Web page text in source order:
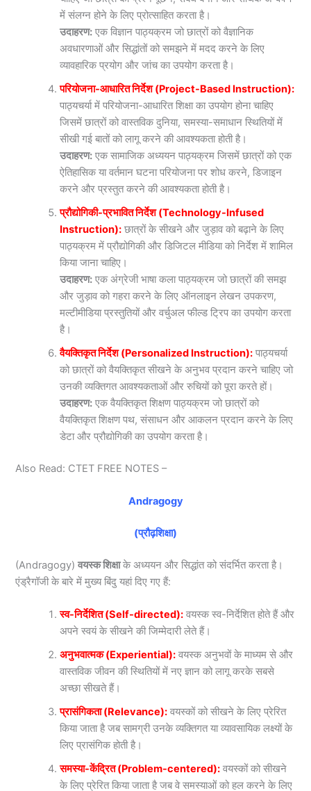
में संलग्न होने के लिए प्रोत्साहित करता है।
उदाहरण: एक विज्ञान पाठ्यक्रम जो छात्रों को वैज्ञानिक
अवधारणाओं और सिद्धांतों को समझने में मदद करने के लिए
व्यावहारिक प्रयोग और जांच का उपयोग करता है।
परियोजना-आधारित निर्देश (Project-Based Instruction):
पाठ्यचर्या में परियोजना-आधारित शिक्षा का उपयोग होना चाहिए
जिसमें छात्रों को वास्तविक दुनिया, समस्या-समाधान स्थितियों में
सीखी गई बातों को लागू करने की आवश्यकता होती है।
उदाहरण: एक सामाजिक अध्ययन पाठ्यक्रम जिसमें छात्रों को एक
ऐतिहासिक या वर्तमान घटना परियोजना पर शोध करने, डिजाइन
करने और प्रस्तुत करने की आवश्यकता होती है।
प्रौद्योगिकी-प्रभावित निर्देश (Technology-Infused
Instruction): छात्रों के सीखने और जुड़ाव को बढ़ाने के लिए
पाठ्यक्रम में प्रौद्योगिकी और डिजिटल मीडिया को निर्देश में शामिल
किया जाना चाहिए।
उदाहरण: एक अंग्रेजी भाषा कला पाठ्यक्रम जो छात्रों की समझ
और जुड़ाव को गहरा करने के लिए ऑनलाइन लेखन उपकरण,
मल्टीमीडिया प्रस्तुतियों और वर्चुअल फील्ड ट्रिप का उपयोग करता
है।
वैयक्तिकृत निर्देश (Personalized Instruction): पाठ्यचर्या
को छात्रों को वैयक्तिकृत सीखने के अनुभव प्रदान करने चाहिए जो
उनकी व्यक्तिगत आवश्यकताओं और रुचियों को पूरा करते हों।
उदाहरण: एक वैयक्तिकृत शिक्षण पाठ्यक्रम जो छात्रों को
वैयक्तिकृत शिक्षण पथ, संसाधन और आकलन प्रदान करने के लिए
डेटा और प्रौद्योगिकी का उपयोग करता है।
Also Read: CTET FREE NOTES –
Andragogy
(प्रौढ़शिक्षा)
(Andragogy)वयस्क शिक्षाके अध्ययन और सिद्धांत को संदर्भित करता है।
एंड्रैगॉजी के बारे में मुख्य बिंदु यहां दिए गए हैं:
स्व-निर्देशित (Self-directed): वयस्क स्व-निर्देशित होते हैं और
अपने स्वयं के सीखने की जिम्मेदारी लेते हैं।
अनुभवात्मक (Experiential): वयस्क अनुभवों के माध्यम से और
वास्तविक जीवन की स्थितियों में नए ज्ञान को लागू करके सबसे
अच्छा सीखते हैं।
प्रासंगिकता (Relevance): वयस्कों को सीखने के लिए प्रेरित
किया जाता है जब सामग्री उनके व्यक्तिगत या व्यावसायिक लक्ष्यों के
लिए प्रासंगिक होती है।
समस्या-केंद्रित (Problem-centered): वयस्कों को सीखने
के लिए प्रेरित किया जाता है जब वे समस्याओं को हल करने के लिए